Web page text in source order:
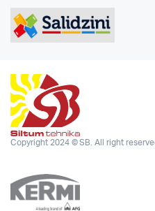
Copyright 2024 © SB. All right